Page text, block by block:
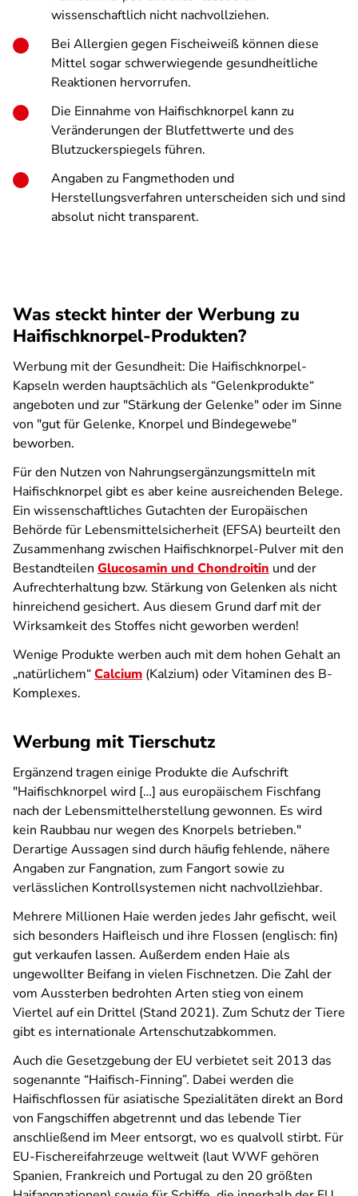
wissenschaftlich nicht nachvollziehen.
Bei Allergien gegen Fischeiweiß können diese
Mittel sogar schwerwiegende gesundheitliche
Reaktionen hervorrufen.
Die Einnahme von Haifischknorpel kann zu
Veränderungen der Blutfettwerte und des
Blutzuckerspiegels führen.
Angaben zu Fangmethoden und
Herstellungsverfahren unterscheiden sich und sind
absolut nicht transparent.
Was steckt hinter der Werbung zu
Haifischknorpel-Produkten?
Werbung mit der Gesundheit: Die Haifischknorpel-
Kapseln werden hauptsächlich als “Gelenkprodukte“
angeboten und zur "Stärkung der Gelenke" oder im Sinne
von "gut für Gelenke, Knorpel und Bindegewebe"
beworben.
Für den Nutzen von Nahrungsergänzungsmitteln mit
Haifischknorpel gibt es aber keine ausreichenden Belege.
Ein wissenschaftliches Gutachten der Europäischen
Behörde für Lebensmittelsicherheit (EFSA) beurteilt den
Zusammenhang zwischen Haifischknorpel-Pulver mit den
Bestandteilen Glucosamin und Chondroitin und der
Aufrechterhaltung bzw. Stärkung von Gelenken als nicht
hinreichend gesichert. Aus diesem Grund darf mit der
Wirksamkeit des Stoffes nicht geworben werden!
Wenige Produkte werben auch mit dem hohen Gehalt an
„natürlichem“Calcium (Kalzium) oder Vitaminen des B-
Komplexes.
Werbung mit Tierschutz
Ergänzend tragen einige Produkte die Aufschrift
"Haifischknorpel wird […] aus europäischem Fischfang
nach der Lebensmittelherstellung gewonnen. Es wird
kein Raubbau nur wegen des Knorpels betrieben."
Derartige Aussagen sind durch häufig fehlende, nähere
Angaben zur Fangnation, zum Fangort sowie zu
verlässlichen Kontrollsystemen nicht nachvollziehbar.
Mehrere Millionen Haie werden jedes Jahr gefischt, weil
sich besonders Haifleisch und ihre Flossen (englisch: fin)
gut verkaufen lassen. Außerdem enden Haie als
ungewollter Beifang in vielen Fischnetzen. Die Zahl der
vom Aussterben bedrohten Arten stieg von einem
Viertel auf ein Drittel (Stand 2021). Zum Schutz der Tiere
gibt es internationale Artenschutzabkommen.
Auch die Gesetzgebung der EU verbietet seit 2013 das
sogenannte “Haifisch-Finning”. Dabei werden die
Haifischflossen für asiatische Spezialitäten direkt an Bord
von Fangschiffen abgetrennt und das lebende Tier
anschließend im Meer entsorgt, wo es qualvoll stirbt. Für
EU-Fischereifahrzeuge weltweit (laut WWF gehören
Spanien, Frankreich und Portugal zu den 20 größten